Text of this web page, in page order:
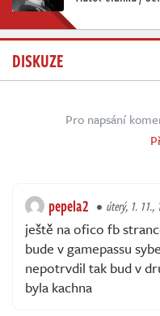
DISKUZE
Pro napsání
pepela2 úterý, 1. 11.,
ještě na ofico fb
bude v gamepassu
nepotrvdil tak bud v
byla kachna